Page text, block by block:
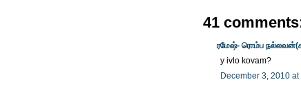
41
ரமேஷ்- ரொம்ப
y ivlo kovam?
December 3, 2010 at